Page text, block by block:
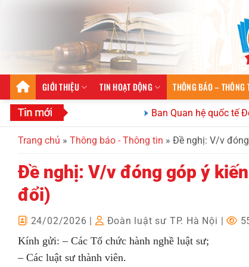
GIỚI THIỆU TIN HOẠT ĐỘNG THÔNG BÁO – THÔNG
Ban Quan hệ quốc tế Đoàn
Trang chủ » Thông báo - Thông tin » Đề nghị: V/v
Đề nghị: V/v đóng góp ý
đổi)
24/02/2026 Đoàn luật sư TP. Hà Nội |
Kính gửi: – Các Tổ chức hành nghề luật sư;
– Các luật sư thành viên.